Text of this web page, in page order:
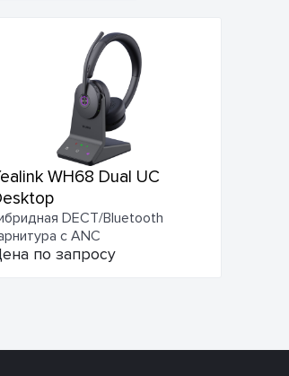
WH68 Dual UC
DECT/Bluetooth
с ANC
по запросу